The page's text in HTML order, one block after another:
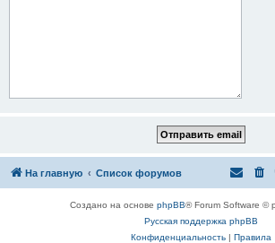
На главную Список форумов
Создано на основе phpBB® Forum Software ©
Русская поддержка phpBB
Конфиденциальность| Правила